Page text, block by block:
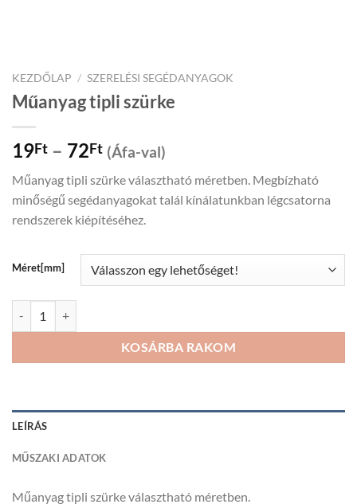
KEZDŐLAP / SZERELÉSI SEGÉDANYAGOK
Műanyag tipli szürke
19Ft – 72FtPrice
19Ft
through
72Ft
(Áfa-val)
Műanyag tipli szürke választható méretben. Megbízható
minőségű segédanyagokat talál kínálatunkban légcsatorna
rendszerek kiépítéséhez.
Méret[mm]
KOSÁRBA RAKOM
LEÍRÁS
MŰSZAKI ADATOK
Műanyag tipli szürke választható méretben.